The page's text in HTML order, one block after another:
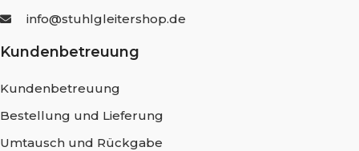
info@stuhlgleitershop.de
Kundenbetreuung
Kundenbetreuung
Bestellung und Lieferung
Umtausch und Rückgabe